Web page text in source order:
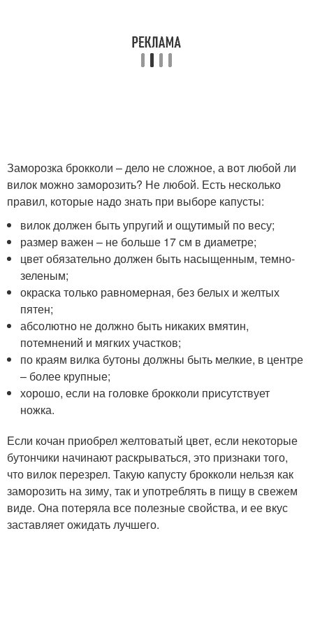
Заморозка брокколи – дело не сложное, а вот любой ли
вилок можно заморозить? Не любой. Есть несколько
правил, которые надо знать при выборе капусты:
вилок должен быть упругий и ощутимый по весу;
размер важен – не больше 17 см в диаметре;
цвет обязательно должен быть насыщенным, темно-
зеленым;
окраска только равномерная, без белых и желтых
пятен;
абсолютно не должно быть никаких вмятин,
потемнений и мягких участков;
по краям вилка бутоны должны быть мелкие, в центре
– более крупные;
хорошо, если на головке брокколи присутствует
ножка.
Если кочан приобрел желтоватый цвет, если некоторые
бутончики начинают раскрываться, это признаки того,
что вилок перезрел. Такую капусту брокколи нельзя как
заморозить на зиму, так и употреблять в пищу в свежем
виде. Она потеряла все полезные свойства, и ее вкус
заставляет ожидать лучшего.